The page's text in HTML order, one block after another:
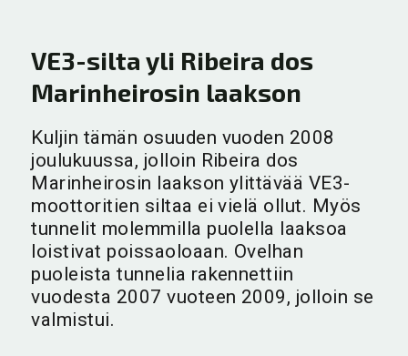
VE3-silta yli Ribeira dos
Marinheirosin laakson
Kuljin tämän osuuden vuoden 2008
joulukuussa, jolloin Ribeira dos
Marinheirosin laakson ylittävää VE3-
moottoritien siltaa ei vielä ollut. Myös
tunnelit molemmilla puolella laaksoa
loistivat poissaoloaan. Ovelhan
puoleista tunnelia rakennettiin
vuodesta 2007 vuoteen 2009, jolloin se
valmistui.